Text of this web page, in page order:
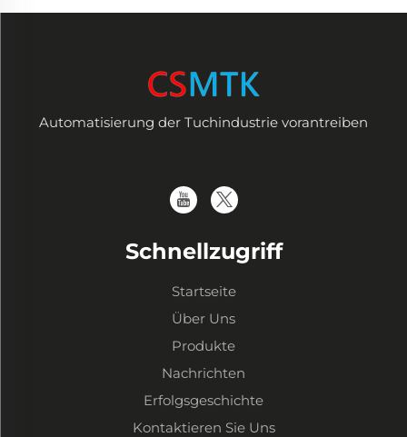
Automatisierung der Tuchindustrie vorantreiben
Schnellzugriff
Startseite
Über Uns
Produkte
Nachrichten
Erfolgsgeschichte
Kontaktieren Sie Uns